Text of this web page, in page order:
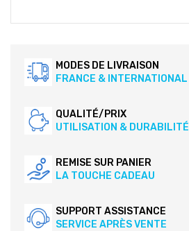
MODES DE LIVRAISON
FRANCE & INTERNATIONAL
QUALITÉ/PRIX
UTILISATION & DURABILITÉ
REMISE SUR PANIER
LA TOUCHE CADEAU
SUPPORT ASSISTANCE
SERVICE APRÈS VENTE